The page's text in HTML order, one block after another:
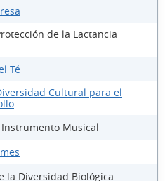
de la Lactancia
Té
Cultural para el
Musical
la Diversidad Biológica